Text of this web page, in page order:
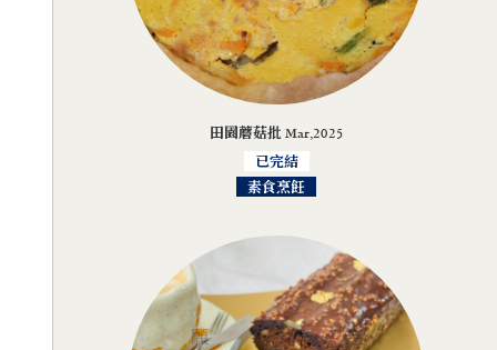
田園蘑菇批 Mar,2025
已完結
素食烹飪